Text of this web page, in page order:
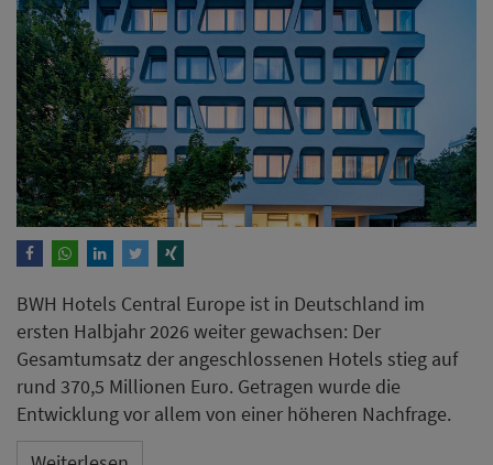
BWH Hotels Central Europe ist in Deutschland im
ersten Halbjahr 2026 weiter gewachsen: Der
Gesamtumsatz der angeschlossenen Hotels stieg auf
rund 370,5 Millionen Euro. Getragen wurde die
Entwicklung vor allem von einer höheren Nachfrage.